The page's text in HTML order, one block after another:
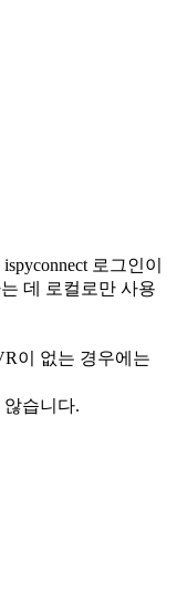
로그인이
데 로컬로만 사용
이 없는 경우에는
습니다.